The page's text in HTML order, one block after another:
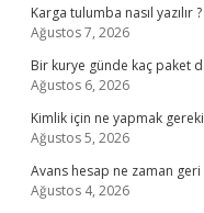
Karga tulumba nasıl yazılır ?
Ağustos 7, 2026
Bir kurye günde kaç paket
Ağustos 6, 2026
Kimlik için ne yapmak
Ağustos 5, 2026
Avans hesap ne zaman
Ağustos 4, 2026